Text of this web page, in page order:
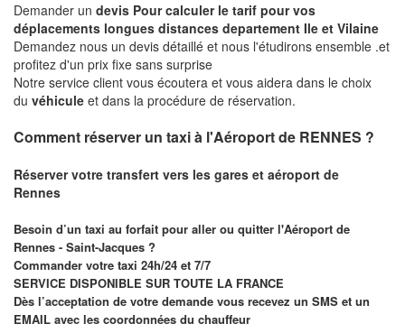
Demander un devis Pour calculer le tarif pour vos
déplacements longues distances departement Ile et Vilaine
Demandez nous un devis détaillé et nous l'étudirons ensemble .et
profitez d'un prix fixe sans surprise
Notre service client vous écoutera et vous aidera dans le choix
du véhicule et dans la procédure de réservation.
Comment réserver un taxi à l'Aéroport de RENNES ?
Réserver votre transfert vers les gares et aéroport de
Rennes
Besoin d’un taxi au forfait pour aller ou quitter l'Aéroport de
Rennes - Saint-Jacques ?
Commander votre taxi 24h/24 et 7/7
SERVICE DISPONIBLE SUR TOUTE LA FRANCE
Dès l’acceptation de votre demande vous recevez un SMS et un
EMAIL avec les coordonnées du chauffeur